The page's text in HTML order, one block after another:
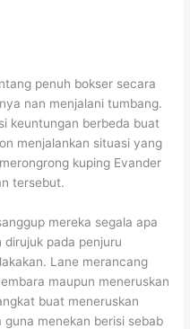
penuh bokser secara
nan menjalani tumbang.
keuntungan berbeda buat
menjalankan situasi yang
kuping Evander
tersebut.
mereka segala apa
pada penjuru
Lane merancang
maupun meneruskan
buat meneruskan
menekan berisi sebab